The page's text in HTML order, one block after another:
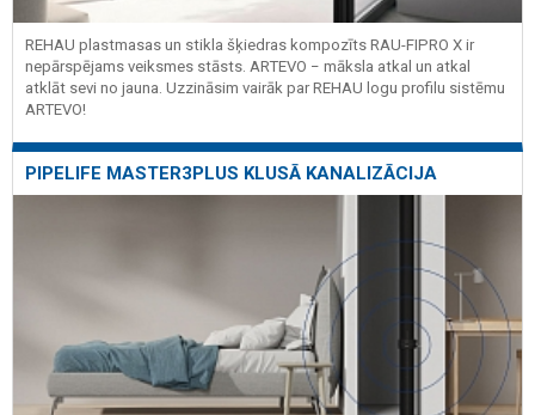
REHAU plastmasas un stikla šķiedras kompozīts RAU-FIPRO X ir
nepārspējams veiksmes stāsts. ARTEVO − māksla atkal un atkal
atklāt sevi no jauna. Uzzināsim vairāk par REHAU logu profilu sistēmu
ARTEVO!
PIPELIFE MASTER3PLUS KLUSĀ KANALIZĀCIJA